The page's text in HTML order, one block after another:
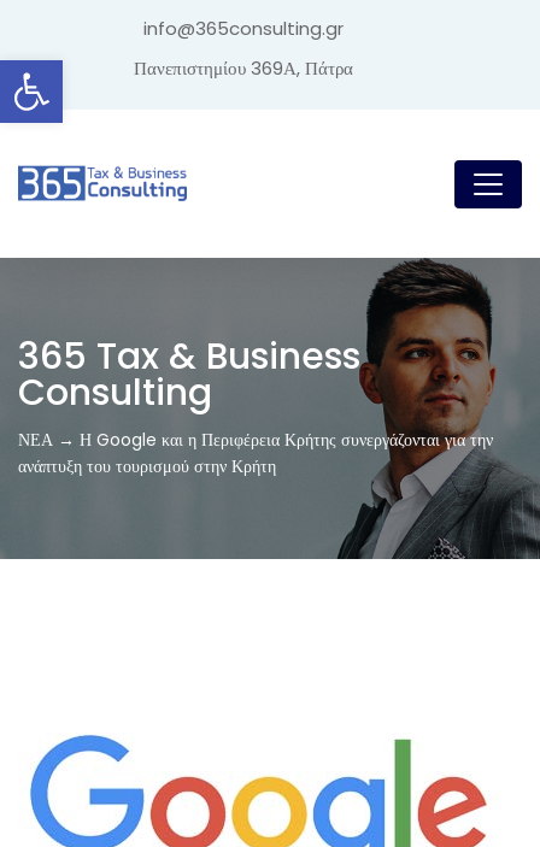
Ανοίξτε τη γραμμή εργαλείων
info@365consulting.gr
Πανεπιστημίου 369Α, Πάτρα
365 Tax & Business
Consulting
ΝΕΑ → Η Google και η Περιφέρεια Κρήτης συνεργάζονται για την
ανάπτυξη του τουρισμού στην Κρήτη